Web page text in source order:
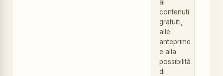
ai
contenuti
gratuiti,
alle
anteprime
e alla
possibilità
di